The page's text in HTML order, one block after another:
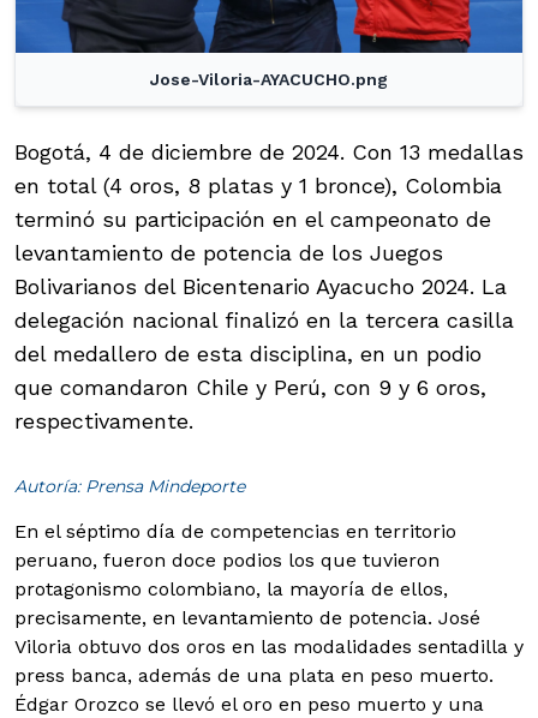
Jose-Viloria-AYACUCHO.png
Bogotá, 4 de diciembre de 2024. Con 13 medallas
en total (4 oros, 8 platas y 1 bronce), Colombia
terminó su participación en el campeonato de
levantamiento de potencia de los Juegos
Bolivarianos del Bicentenario Ayacucho 2024. La
delegación nacional finalizó en la tercera casilla
del medallero de esta disciplina, en un podio
que comandaron Chile y Perú, con 9 y 6 oros,
respectivamente.
Autoría: Prensa Mindeporte
En el séptimo día de competencias en territorio
peruano, fueron doce podios los que tuvieron
protagonismo colombiano, la mayoría de ellos,
precisamente, en levantamiento de potencia. José
Viloria obtuvo dos oros en las modalidades sentadilla y
press banca, además de una plata en peso muerto.
Édgar Orozco se llevó el oro en peso muerto y una